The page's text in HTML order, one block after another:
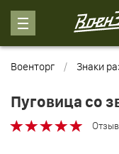
Военторг Знаки
Пуговица со